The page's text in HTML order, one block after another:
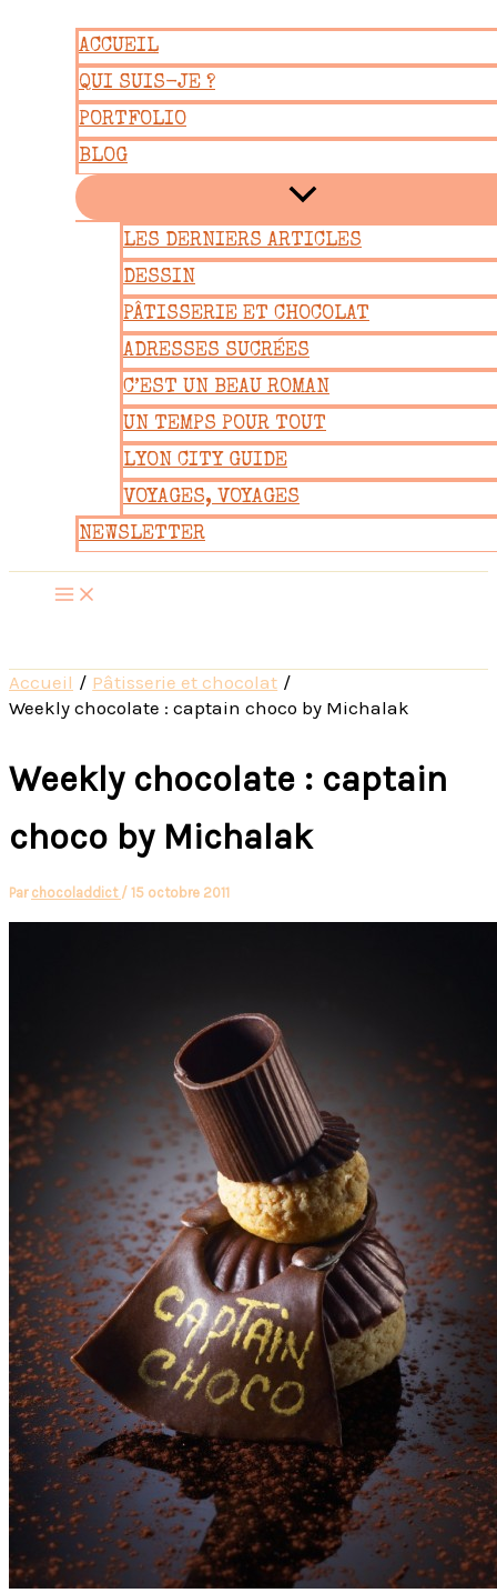
contenu
ACCUEIL
QUI SUIS-JE ?
PORTFOLIO
BLOG
LES DERNIERS ARTICLES
DESSIN
PÂTISSERIE ET CHOCOLAT
ADRESSES SUCRÉES
C’EST UN BEAU ROMAN
UN TEMPS POUR TOUT
LYON CITY GUIDE
VOYAGES, VOYAGES
NEWSLETTER
Accueil
Pâtisserie et chocolat
Weekly chocolate : captain choco by Michalak
Weekly chocolate : captain
choco by Michalak
Par chocoladdict / 15 octobre 2011